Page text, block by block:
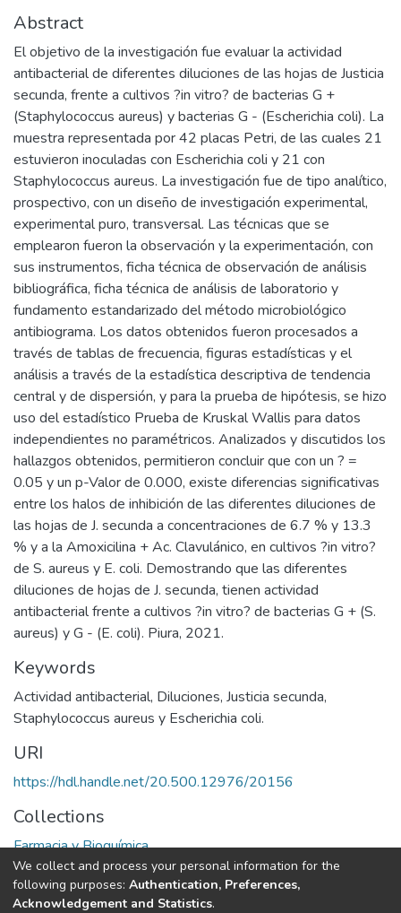
Abstract
El objetivo de la investigación fue evaluar la actividad
antibacterial de diferentes diluciones de las hojas de Justicia
secunda, frente a cultivos ?in vitro? de bacterias G +
(Staphylococcus aureus) y bacterias G - (Escherichia coli). La
muestra representada por 42 placas Petri, de las cuales 21
estuvieron inoculadas con Escherichia coli y 21 con
Staphylococcus aureus. La investigación fue de tipo analítico,
prospectivo, con un diseño de investigación experimental,
experimental puro, transversal. Las técnicas que se
emplearon fueron la observación y la experimentación, con
sus instrumentos, ficha técnica de observación de análisis
bibliográfica, ficha técnica de análisis de laboratorio y
fundamento estandarizado del método microbiológico
antibiograma. Los datos obtenidos fueron procesados a
través de tablas de frecuencia, figuras estadísticas y el
análisis a través de la estadística descriptiva de tendencia
central y de dispersión, y para la prueba de hipótesis, se hizo
uso del estadístico Prueba de Kruskal Wallis para datos
independientes no paramétricos. Analizados y discutidos los
hallazgos obtenidos, permitieron concluir que con un ? =
0.05 y un p-Valor de 0.000, existe diferencias significativas
entre los halos de inhibición de las diferentes diluciones de
las hojas de J. secunda a concentraciones de 6.7 % y 13.3
% y a la Amoxicilina + Ac. Clavulánico, en cultivos ?in vitro?
de S. aureus y E. coli. Demostrando que las diferentes
diluciones de hojas de J. secunda, tienen actividad
antibacterial frente a cultivos ?in vitro? de bacterias G + (S.
aureus) y G - (E. coli). Piura, 2021.
Keywords
Actividad antibacterial, Diluciones, Justicia secunda,
Staphylococcus aureus y Escherichia coli.
URI
https://hdl.handle.net/20.500.12976/20156
Collections
Farmacia y Bioquímica
Full item page
We collect and process your personal information for the
following purposes: Authentication, Preferences,
Acknowledgement and Statistics.